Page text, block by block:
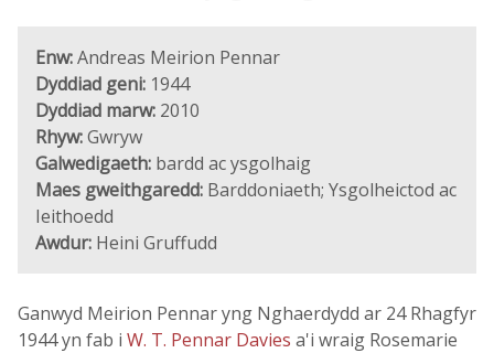
Enw:Andreas Meirion Pennar
Dyddiad geni: 1944
Dyddiad marw: 2010
Rhyw:Gwryw
Galwedigaeth: bardd ac ysgolhaig
Maes gweithgaredd: Barddoniaeth; Ysgolheictod ac
Ieithoedd
Awdur: Heini Gruffudd
Ganwyd Meirion Pennar yng Nghaerdydd ar 24 Rhagfyr
1944 yn fab i W. T. Pennar Davies a'i wraig Rosemarie